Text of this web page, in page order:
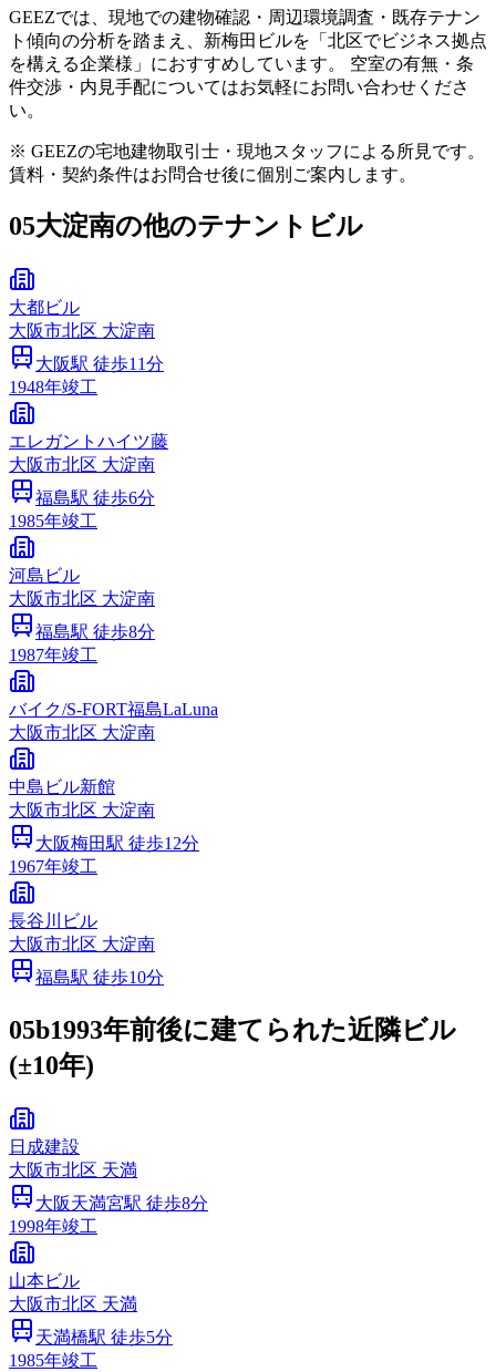
GEEZでは、現地での建物確認・周辺環境調査・既存テナン
ト傾向の分析を踏まえ、新梅田ビルを「北区でビジネス拠点
を構える企業様」におすすめしています。 空室の有無・条
件交渉・内見手配についてはお気軽にお問い合わせくださ
い。
※ GEEZの宅地建物取引士・現地スタッフによる所見です。
賃料・契約条件はお問合せ後に個別ご案内します。
05大淀南の他のテナントビル
大都ビル
大阪市北区 大淀南
大阪駅 徒歩11分
1948年竣工
エレガントハイツ藤
大阪市北区 大淀南
福島駅 徒歩6分
1985年竣工
河島ビル
大阪市北区 大淀南
福島駅 徒歩8分
1987年竣工
バイク/S‐FORT福島LaLuna
大阪市北区 大淀南
中島ビル新館
大阪市北区 大淀南
大阪梅田駅 徒歩12分
1967年竣工
長谷川ビル
大阪市北区 大淀南
福島駅 徒歩10分
05b1993年前後に建てられた近隣ビル
(±10年)
日成建設
大阪市北区 天満
大阪天満宮駅 徒歩8分
1998年竣工
山本ビル
大阪市北区 天満
天満橋駅 徒歩5分
1985年竣工